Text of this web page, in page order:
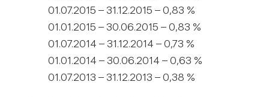
01.07.2015 – 31.12.2015 – 0,83 %
01.01.2015 – 30.06.2015 – 0,83 %
01.07.2014 – 31.12.2014 – 0,73 %
01.01.2014 – 30.06.2014 – 0,63 %
01.07.2013 – 31.12.2013 – 0,38 %